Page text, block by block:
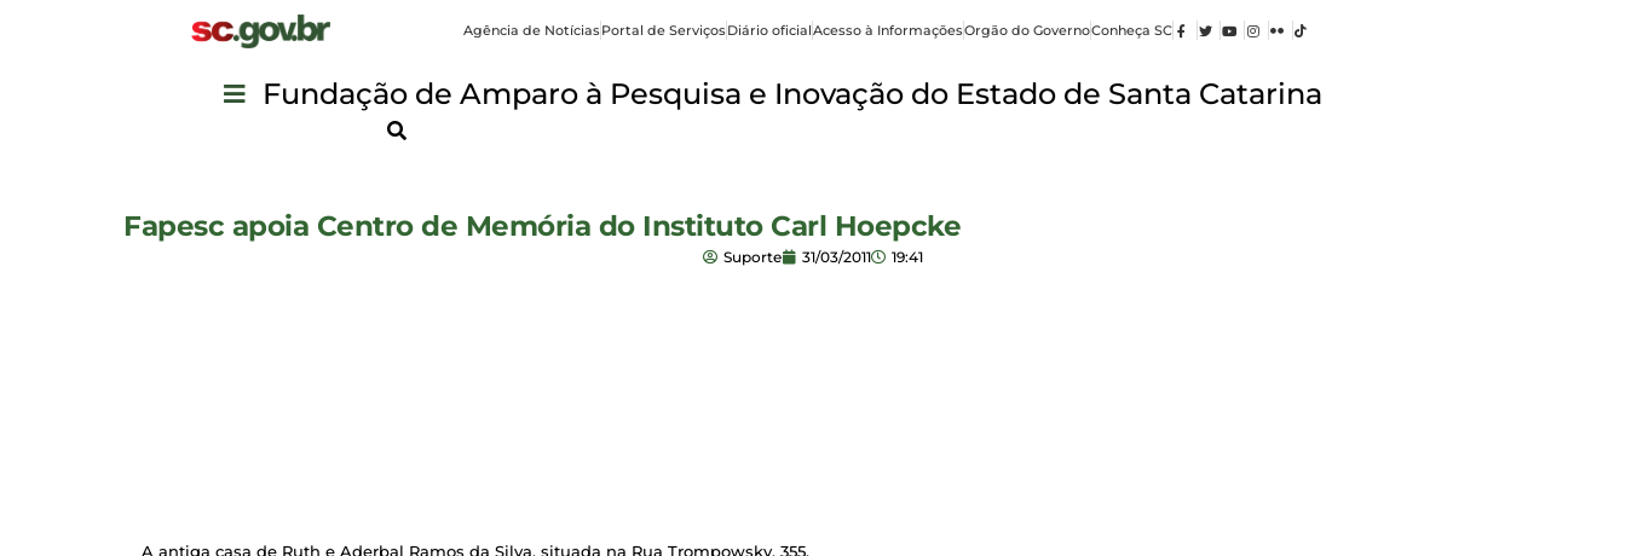
Agência de NotíciasPortal de ServiçosDiário oficialAcesso à InformaçõesOrgão do GovernoConheça SC
Fundação de Amparo à Pesquisa e Inovação do Estado de Santa Catarina
Fapesc apoia Centro de Memória do Instituto Carl Hoepcke
Suporte 31/03/2011 19:41
A antiga casa de Ruth e Aderbal Ramos da Silva, situada na Rua Trompowsky, 355,